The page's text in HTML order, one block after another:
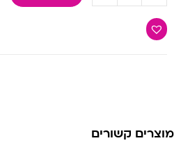
מוצרים קשורים